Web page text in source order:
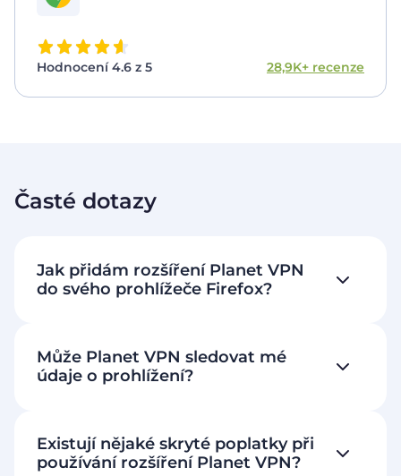
Hodnocení 4.6 z 5 28,9K+ recenze
Časté dotazy
Jak přidám rozšíření Planet VPN
do svého prohlížeče Firefox?
Může Planet VPN sledovat mé
údaje o prohlížení?
Existují nějaké skryté poplatky při
používání rozšíření Planet VPN?